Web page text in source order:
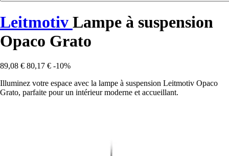
Leitmotiv Lampe à suspension
Opaco Grato
89,08 € 80,17 € -10%
Illuminez votre espace avec la lampe à suspension Leitmotiv Opaco
Grato, parfaite pour un intérieur moderne et accueillant.